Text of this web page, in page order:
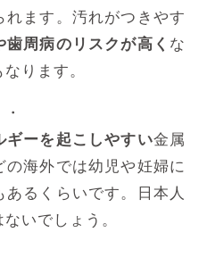
ます。汚れがつきやす
歯周病のリスクが高く な
ります。
ギーを起こしやすい金属
の海外では幼児や妊婦に
るくらいです。日本人
いでしょう。